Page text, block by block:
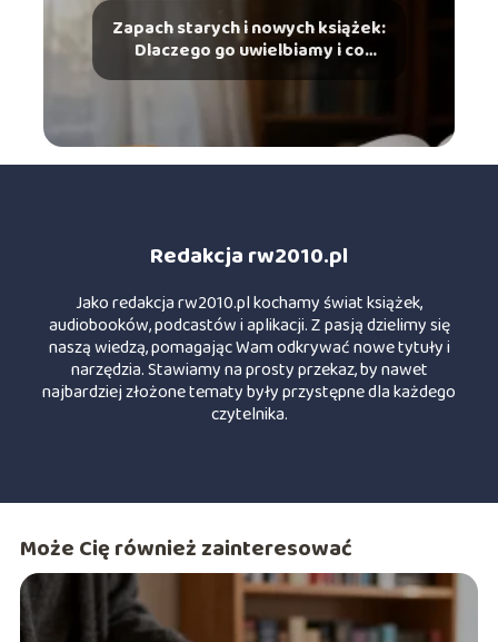
Zapach starych i nowych książek:
Dlaczego go uwielbiamy i co
mówi o tym chemia?
Redakcja rw2010.pl
Jako redakcja rw2010.pl kochamy świat książek,
audiobooków, podcastów i aplikacji. Z pasją dzielimy się
naszą wiedzą, pomagając Wam odkrywać nowe tytuły i
narzędzia. Stawiamy na prosty przekaz, by nawet
najbardziej złożone tematy były przystępne dla każdego
czytelnika.
Może Cię również zainteresować